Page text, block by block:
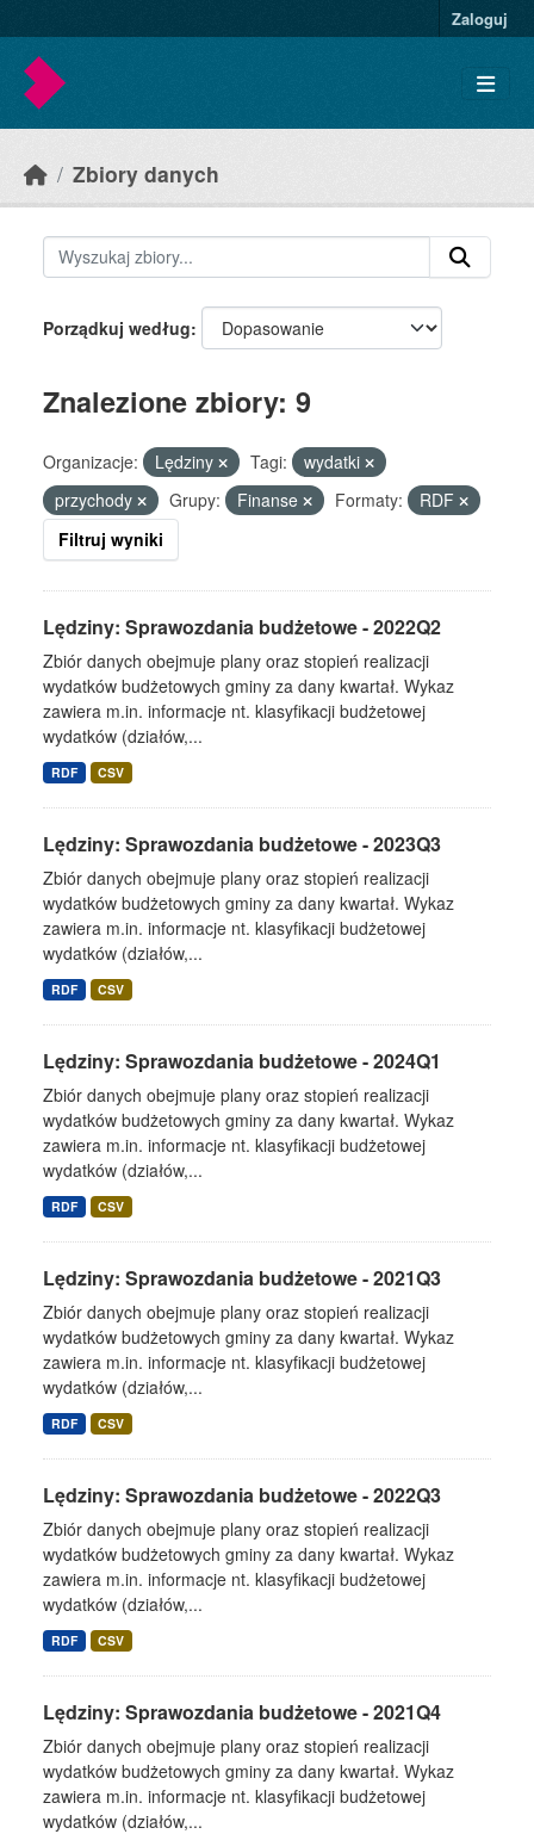
Zaloguj
Zbiory danych
Porządkuj według
Znalezione zbiory: 9
Organizacje: Lędziny Tagi:
wydatki
przychody
Grupy: Finanse Formaty:
RDF
Filtruj wyniki
Lędziny: Sprawozdania budżetowe - 2022Q2
Zbiór danych obejmuje plany oraz stopień realizacji
wydatków budżetowych gminy za dany kwartał. Wykaz
zawiera m.in. informacje nt. klasyfikacji budżetowej
wydatków (działów,...
RDF CSV
Lędziny: Sprawozdania budżetowe - 2023Q3
Zbiór danych obejmuje plany oraz stopień realizacji
wydatków budżetowych gminy za dany kwartał. Wykaz
zawiera m.in. informacje nt. klasyfikacji budżetowej
wydatków (działów,...
RDF CSV
Lędziny: Sprawozdania budżetowe - 2024Q1
Zbiór danych obejmuje plany oraz stopień realizacji
wydatków budżetowych gminy za dany kwartał. Wykaz
zawiera m.in. informacje nt. klasyfikacji budżetowej
wydatków (działów,...
RDF CSV
Lędziny: Sprawozdania budżetowe - 2021Q3
Zbiór danych obejmuje plany oraz stopień realizacji
wydatków budżetowych gminy za dany kwartał. Wykaz
zawiera m.in. informacje nt. klasyfikacji budżetowej
wydatków (działów,...
RDF CSV
Lędziny: Sprawozdania budżetowe - 2022Q3
Zbiór danych obejmuje plany oraz stopień realizacji
wydatków budżetowych gminy za dany kwartał. Wykaz
zawiera m.in. informacje nt. klasyfikacji budżetowej
wydatków (działów,...
RDF CSV
Lędziny: Sprawozdania budżetowe - 2021Q4
Zbiór danych obejmuje plany oraz stopień realizacji
wydatków budżetowych gminy za dany kwartał. Wykaz
zawiera m.in. informacje nt. klasyfikacji budżetowej
wydatków (działów,...